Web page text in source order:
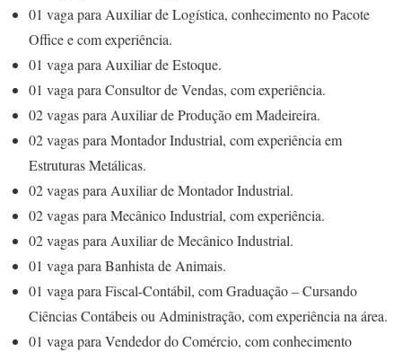
01 vaga para Auxiliar de Logística, conhecimento no Pacote
Office e com experiência.
01 vaga para Auxiliar de Estoque.
01 vaga para Consultor de Vendas, com experiência.
02 vagas para Auxiliar de Produção em Madeireira.
02 vagas para Montador Industrial, com experiência em
Estruturas Metálicas.
02 vagas para Auxiliar de Montador Industrial.
02 vagas para Mecânico Industrial, com experiência.
02 vagas para Auxiliar de Mecânico Industrial.
01 vaga para Banhista de Animais.
01 vaga para Fiscal-Contábil, com Graduação – Cursando
Ciências Contábeis ou Administração, com experiência na área.
01 vaga para Vendedor do Comércio, com conhecimento